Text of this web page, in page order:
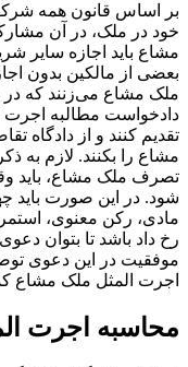
بر اساس قانون همه
خود در ملک، در آن
مشاع باید اجازه سایر
بعضی از مالکین بدون
ملک مشاع می‌زنند که در
دادخواست مطالبه اجرت
تقدیم کنند و از دادگاه
مشاع را بکنند. لازم به
تصرف ملک مشاع، باید
شود. در این صورت باید
مادی، رکن معنوی،
رخ داد باشد تا بتوان
موفقیت در این دعوی
اجرت المثل ملک مشاع
محاسبه اجرت